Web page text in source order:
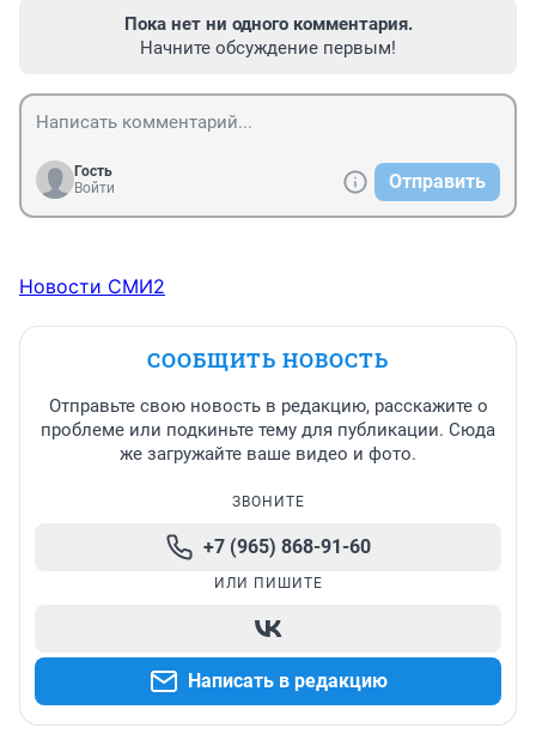
Пока нет ни одного комментария.
Начните обсуждение первым!
Гость
Войти
Отправить
Новости СМИ2
СООБЩИТЬ НОВОСТЬ
Отправьте свою новость в редакцию, расскажите о
проблеме или подкиньте тему для публикации. Сюда
же загружайте ваше видео и фото.
ЗВОНИТЕ
+7 (965) 868-91-60
ИЛИ ПИШИТЕ
Написать в редакцию